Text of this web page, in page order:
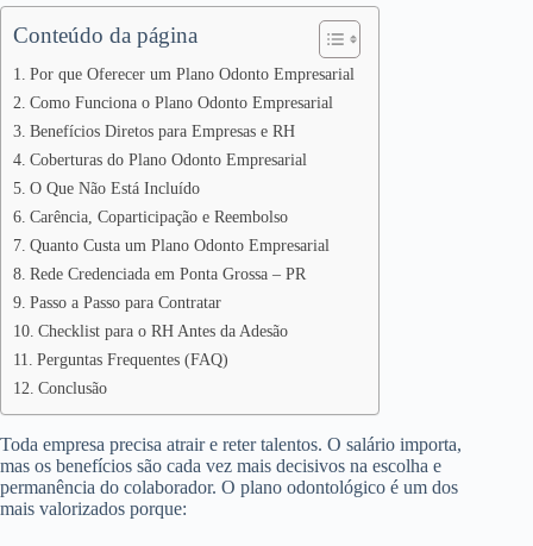
Conteúdo da página
Por que Oferecer um Plano Odonto Empresarial
Como Funciona o Plano Odonto Empresarial
Benefícios Diretos para Empresas e RH
Coberturas do Plano Odonto Empresarial
O Que Não Está Incluído
Carência, Coparticipação e Reembolso
Quanto Custa um Plano Odonto Empresarial
Rede Credenciada em Ponta Grossa – PR
Passo a Passo para Contratar
Checklist para o RH Antes da Adesão
Perguntas Frequentes (FAQ)
Conclusão
Toda empresa precisa atrair e reter talentos. O salário importa,
mas os benefícios são cada vez mais decisivos na escolha e
permanência do colaborador. O plano odontológico é um dos
mais valorizados porque: